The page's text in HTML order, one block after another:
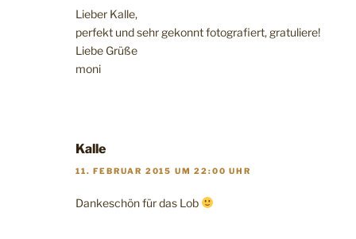
Lieber Kalle,
perfekt und sehr gekonnt fotografiert, gratuliere!
Liebe Grüße
moni
Kalle
11. FEBRUAR 2015 UM 22:00 UHR
Dankeschön für das Lob